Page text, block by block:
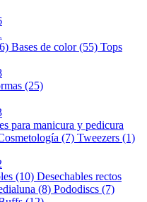
Bases de color (55) Tops
(25)
para manicura y pedicura
(7) Tweezers (1)
(10) Desechables rectos
(8) Pododiscs (7)